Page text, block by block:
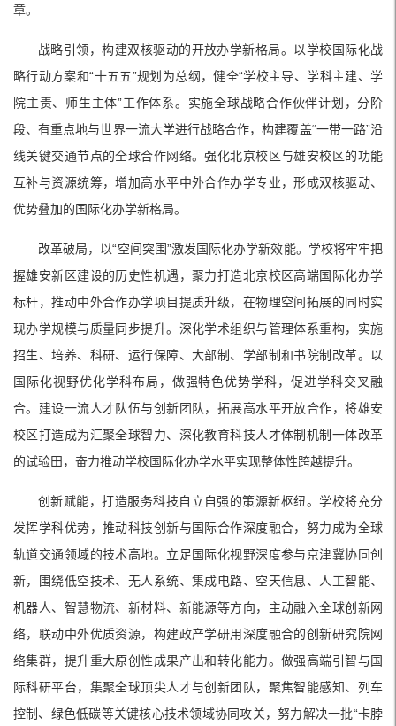
章。
战略引领，构建双核驱动的开放办学新格局。以学校国际化战
略行动方案和“十五五”规划为总纲，健全“学校主导、学科主建、学
院主责、师生主体”工作体系。实施全球战略合作伙伴计划，分阶
段、有重点地与世界一流大学进行战略合作，构建覆盖“一带一路”沿
线关键交通节点的全球合作网络。强化北京校区与雄安校区的功能
互补与资源统筹，增加高水平中外合作办学专业，形成双核驱动、
优势叠加的国际化办学新格局。
改革破局，以“空间突围”激发国际化办学新效能。学校将牢牢把
握雄安新区建设的历史性机遇，聚力打造北京校区高端国际化办学
标杆，推动中外合作办学项目提质升级，在物理空间拓展的同时实
现办学规模与质量同步提升。深化学术组织与管理体系重构，实施
招生、培养、科研、运行保障、大部制、学部制和书院制改革。以
国际化视野优化学科布局，做强特色优势学科，促进学科交叉融
合。建设一流人才队伍与创新团队，拓展高水平开放合作，将雄安
校区打造成为汇聚全球智力、深化教育科技人才体制机制一体改革
的试验田，奋力推动学校国际化办学水平实现整体性跨越提升。
创新赋能，打造服务科技自立自强的策源新枢纽。学校将充分
发挥学科优势，推动科技创新与国际合作深度融合，努力成为全球
轨道交通领域的技术高地。立足国际化视野深度参与京津冀协同创
新，围绕低空技术、无人系统、集成电路、空天信息、人工智能、
机器人、智慧物流、新材料、新能源等方向，主动融入全球创新网
络，联动中外优质资源，构建政产学研用深度融合的创新研究院网
络集群，提升重大原创性成果产出和转化能力。做强高端引智与国
际科研平台，集聚全球顶尖人才与创新团队，聚焦智能感知、列车
控制、绿色低碳等关键核心技术领域协同攻关，努力解决一批“卡脖